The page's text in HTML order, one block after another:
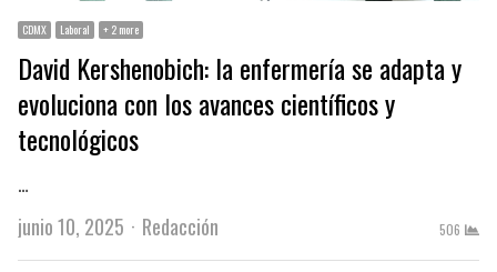
CDMX Laboral + 2 more
David Kershenobich: la enfermería se adapta y
evoluciona con los avances científicos y
tecnológicos
…
junio 10, 2025
Author
Redacción 506